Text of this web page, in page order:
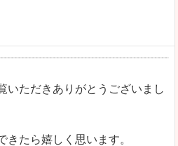
いただきありがとうございまし
きたら嬉しく思います。